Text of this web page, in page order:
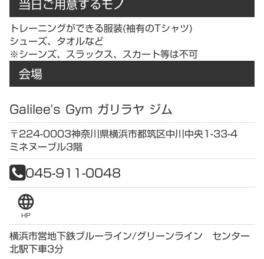
トレーニングができる服装(袖有のTシャツ)
シューズ、タオルなど
※シーンズ、スラックス、スカート等は不可
会場
Galilee's Gym ガリラヤ ジム
〒224-0003神奈川県横浜市都筑区中川中央1-33-4
ミネヌーブル3階
045-911-0048
language
HP
横浜市営地下鉄ブルーライン/グリーンライン センター
北駅下車3分